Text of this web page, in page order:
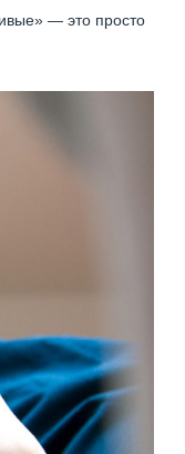
— это просто